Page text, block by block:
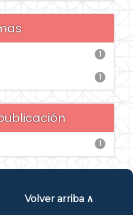
1
1
1
Volver arriba ∧